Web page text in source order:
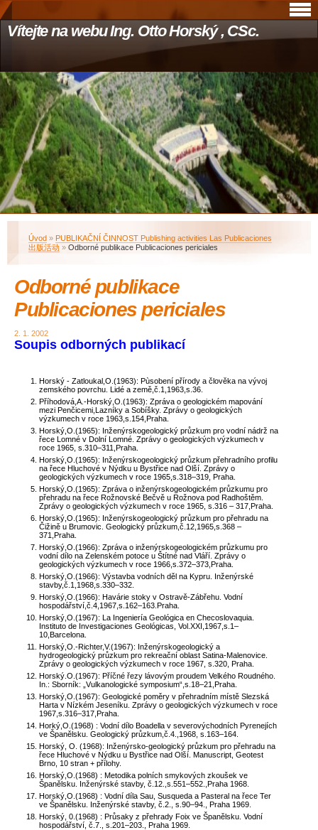
Vítejte na webu Ing. Otto Horský , CSc.
Úvod » PUBLIKAČNÍ ČINNOST Publishing activities Las Publicaciones
出版活动 » Odborné publikace Publicaciones periciales
Odborné publikace
Publicaciones periciales
2. 1. 2002
Soupis odborných publikací
Horský - Zatloukal,O.(1963): Pùsobení přírody a člověka na vývoj
zemského povrchu. Lidé a země,č.1,1963,s.36.
Příhodová,A.-Horský,O.(1963): Zpráva o geologickém mapování
mezi Penčicemi,Lazníky a Sobíšky. Zprávy o geologických
výzkumech v roce 1963,s.154,Praha.
Horský,O.(1965): Inženýrskogeologický průzkum pro vodní nádrž na
řece Lomné v Dolní Lomné. Zprávy o geologických výzkumech v
roce 1965, s.310–311,Praha.
Horský,O.(1965): Inženýrskogeologický průzkum přehradního profilu
na řece Hluchové v Nýdku u Bystřice nad Olší. Zprávy o
geologických výzkumech v roce 1965,s.318–319, Praha.
Horský,O.(1965): Zpráva o inženýrskogeologickém průzkumu pro
přehradu na řece Rožnovské Bečvě u Rožnova pod Radhoštěm.
Zprávy o geologických výzkumech v roce 1965, s.316 – 317,Praha.
Horský,O.(1965): Inženýrskogeologický průzkum pro přehradu na
Čižině u Brumovic. Geologický průzkum,č.12,1965,s.368 –
371,Praha.
Horský,O.(1966): Zpráva o inženýrskogeologickém průzkumu pro
vodní dílo na Zelenském potoce u Štítné nad Vláří. Zprávy o
geologických výzkumech v roce 1966,s.372–373,Praha.
Horský,O.(1966): Výstavba vodních děl na Kypru. Inženýrské
stavby,č.1,1968,s.330–332.
Horský,O.(1966): Havárie stoky v Ostravě-Zábřehu. Vodní
hospodářství,č.4,1967,s.162–163.Praha.
Horský,O.(1967): La Ingeniería Geológica en Checoslovaquia.
Instituto de Investigaciones Geológicas, Vol.XXI,1967,s.1–
10,Barcelona.
Horský,O.-Richter,V.(1967): Inženýrskogeologický a
hydrogeologický průzkum pro rekreační oblast Satina-Malenovice.
Zprávy o geologických výzkumech v roce 1967, s.320, Praha.
Horský.O.(1967): Příčné řezy lávovým proudem Velkého Roudného.
In.: Sborník: „Vulkanologické symposium“,s.18–21,Praha.
Horský,O.(1967): Geologické poměry v přehradním místě Slezská
Harta v Nízkém Jeseníku. Zprávy o geologických výzkumech v roce
1967,s.316–317,Praha.
Horký,O.(1968) : Vodní dílo Boadella v severovýchodních Pyrenejích
ve Španělsku. Geologický průzkum,č.4.,1968, s.163–164.
Horský, O. (1968): Inženýrsko-geologický průzkum pro přehradu na
řece Hluchové v Nýdku u Bystřice nad Olší. Manuscript, Geotest
Brno, 10 stran + přílohy.
Horský,O.(1968) : Metodika polních smykových zkoušek ve
Španělsku. Inženýrské stavby, č.12.,s.551–552.,Praha 1968.
Horský,O.(1968) : Vodní díla Sau, Susqueda a Pasteral na řece Ter
ve Španělsku. Inženýrské stavby, č.2., s.90–94., Praha 1969.
Horský, 0.(1968) : Průsaky z přehrady Foix ve Španělsku. Vodní
hospodářství, č.7., s.201–203., Praha 1969.